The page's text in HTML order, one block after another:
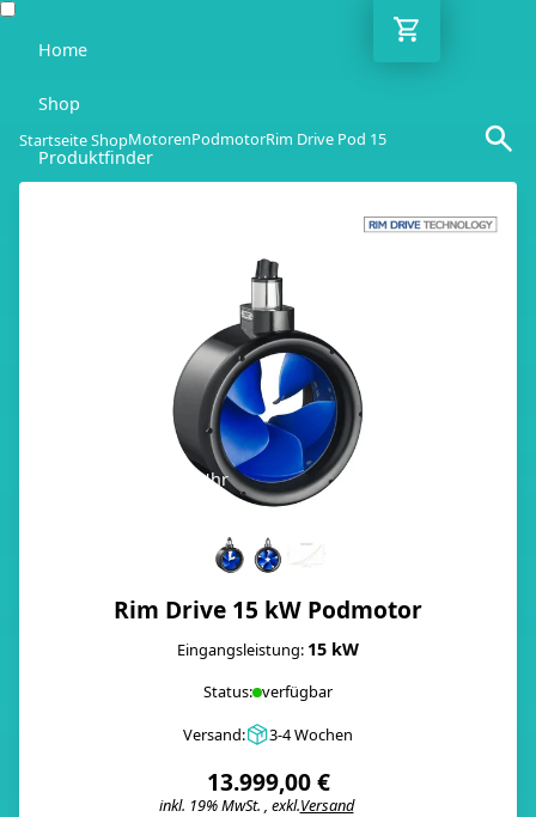
Home
Shop
Produktfinder
Mo-Fr: 10:00-18:00 Uhr
Startseite ShopMotorenPodmotorRim Drive Pod 15
Rim Drive 15 kW Podmotor
Eingangsleistung: 15 kW
Status: verfügbar
Versand:
3-4 Wochen
13.999,00 €
inkl. 19% MwSt. , exkl.Versand